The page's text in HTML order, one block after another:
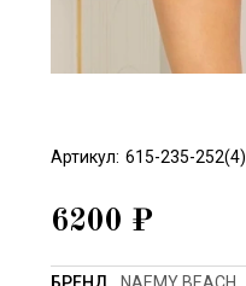
Артикул: 615-235-252(4)
6200 ₽